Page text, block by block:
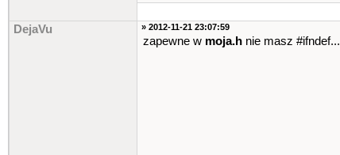
DejaVu » 2012-11-21 23:07:59
zapewne w moja.h nie masz #ifndef...